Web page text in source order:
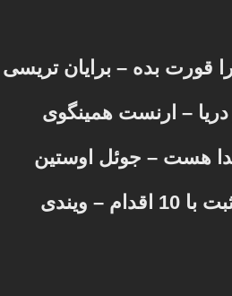
قورت بده – برایان تریسی
– ارنست همینگوی
هست – جوئل اوستین
کتاب صوتی زندگی مثبت با 10 اقدام – ویندی